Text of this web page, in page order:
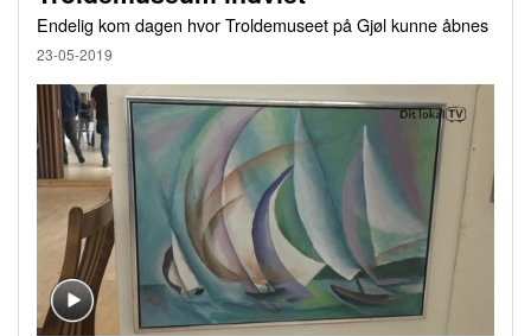
Endelig kom dagen hvor Troldemuseet på Gjøl kunne åbnes
23-05-2019